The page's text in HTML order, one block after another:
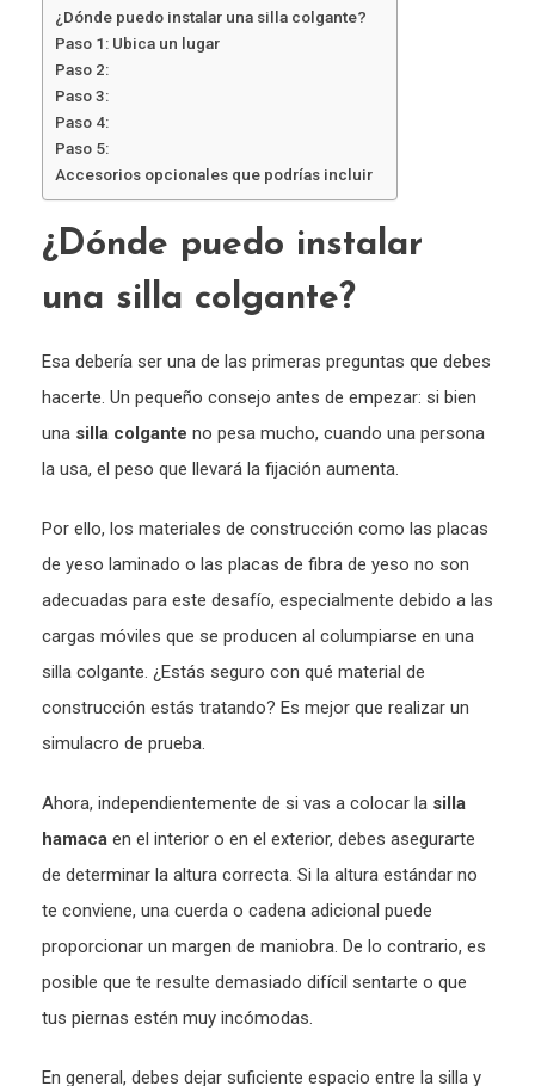
¿Dónde puedo instalar una silla colgante?
Paso 1: Ubica un lugar
Paso 2:
Paso 3:
Paso 4:
Paso 5:
Accesorios opcionales que podrías incluir
¿Dónde puedo instalar
una silla colgante?
Esa debería ser una de las primeras preguntas que debes
hacerte. Un pequeño consejo antes de empezar: si bien
una silla colgante no pesa mucho, cuando una persona
la usa, el peso que llevará la fijación aumenta.
Por ello, los materiales de construcción como las placas
de yeso laminado o las placas de fibra de yeso no son
adecuadas para este desafío, especialmente debido a las
cargas móviles que se producen al columpiarse en una
silla colgante. ¿Estás seguro con qué material de
construcción estás tratando? Es mejor que realizar un
simulacro de prueba.
Ahora, independientemente de si vas a colocar la silla
hamaca en el interior o en el exterior, debes asegurarte
de determinar la altura correcta. Si la altura estándar no
te conviene, una cuerda o cadena adicional puede
proporcionar un margen de maniobra. De lo contrario, es
posible que te resulte demasiado difícil sentarte o que
tus piernas estén muy incómodas.
En general, debes dejar suficiente espacio entre la silla y